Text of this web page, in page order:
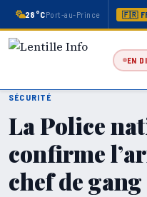
28°CPort-au-Prince 🇫🇷
EN
SÉCURITÉ
La Police
confirme
chef de